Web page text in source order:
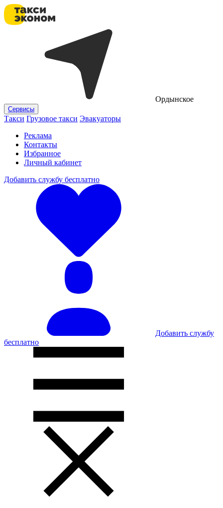
Ордынское
Сервисы
Такси Грузовое такси Эвакуаторы
Реклама
Контакты
Избранное
Личный кабинет
Добавить службу бесплатно
Добавить службу
бесплатно